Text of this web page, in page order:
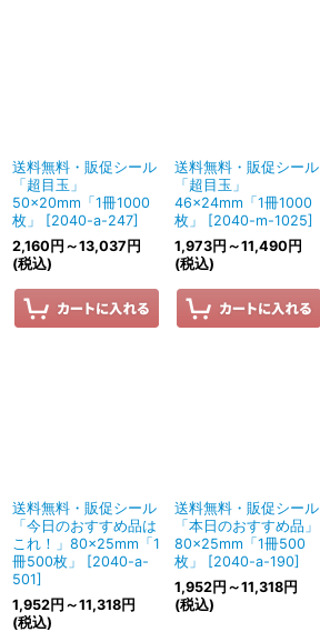
送料無料・販促シール
「超目玉」
50×20mm「1冊1000
枚」
[2040-a-247]
2,160 円 ～13,037 円
(税込)
送料無料・販促シール
「超目玉」
46×24mm「1冊1000
枚」
[2040-m-1025]
1,973円 ～11,490 円
(税込)
送料無料・販促シール
「今日のおすすめ品は
これ！」80×25mm「1
冊500枚」
[2040-a-
501]
1,952円 ～11,318円
(税込)
送料無料・販促シール
「本日のおすすめ品」
80×25mm「1冊500
枚」
[2040-a-190]
1,952円 ～11,318円
(税込)